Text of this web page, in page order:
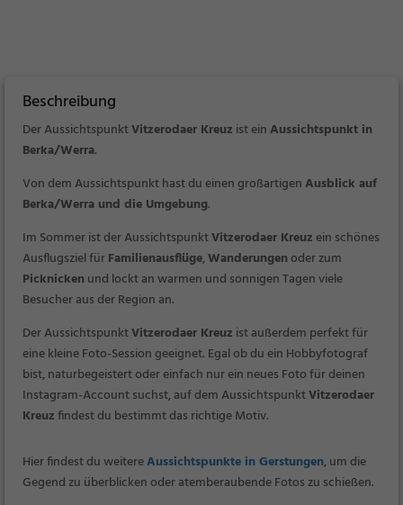
Beschreibung
Der AussichtspunktVitzerodaer Kreuz ist einAussichtspunkt in
Berka/Werra.
Von dem Aussichtspunkt hast du einen großartigenAusblick auf
Berka/Werra und die Umgebung.
Im Sommer ist der AussichtspunktVitzerodaer Kreuzein schönes
Ausflugsziel fürFamilienausflüge,Wanderungenoder zum
Picknicken und lockt an warmen und sonnigen Tagen viele
Besucher aus der Region an.
Der AussichtspunktVitzerodaer Kreuz ist außerdem perfekt für
eine kleine Foto-Session geeignet. Egal ob du ein Hobbyfotograf
bist, naturbegeistert oder einfach nur ein neues Foto für deinen
Instagram-Account suchst, auf dem AussichtspunktVitzerodaer
Kreuzfindest du bestimmt das richtige Motiv.
Hier findest du weitereAussichtspunkte in Gerstungen, um die
Gegend zu überblicken oder atemberaubende Fotos zu schießen.